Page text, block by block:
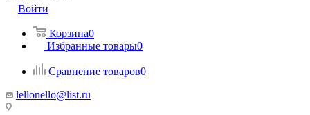
Войти
Корзина0
Избранные товары0
Сравнение товаров0
lellonello@list.ru